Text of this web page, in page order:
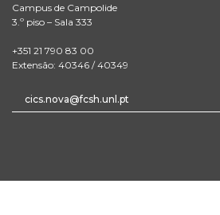
Campus de Campolide
3.º piso – Sala 333
+351 21 790 83 00
Extensão: 40346 / 40349
cics.nova@fcsh.unl.pt